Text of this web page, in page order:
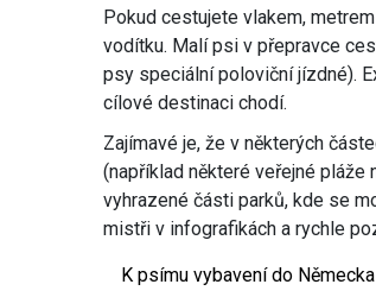
Pokud cestujete vlakem,
vodítku. Malí psi v přepravce
psy speciální poloviční jízdné).
cílové destinaci chodí.
Zajímavé je, že v některých
(například některé veřejné pláže
vyhrazené části parků, kde se
mistři v infografikách a rychle
K psímu vybavení do